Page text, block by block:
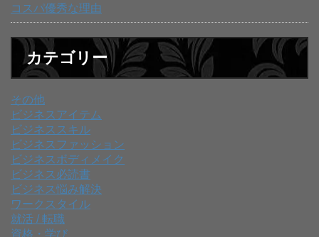
コスパ優秀な理由
カテゴリー
その他
ビジネスアイテム
ビジネススキル
ビジネスファッション
ビジネスボディメイク
ビジネス必読書
ビジネス悩み解決
ワークスタイル
就活 / 転職
資格・学び